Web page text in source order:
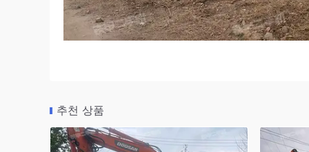
추천 상품